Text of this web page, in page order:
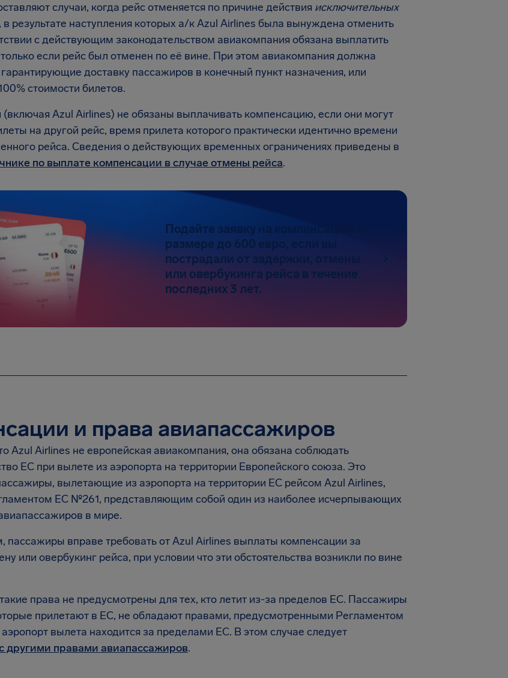
случаи, когда рейс отменяется по причине действия исключительных
в результате наступления которых а/к Azul Airlines была вынуждена отменить
с действующим законодательством авиакомпания обязана выплатить
если рейс был отменен по её вине. При этом авиакомпания должна
доставку пассажиров в конечный пункт назначения, или
стоимости билетов.
Azul Airlines) не обязаны выплачивать компенсацию, если они могут
на другой рейс, время прилета которого практически идентично времени
рейса. Сведения о действующих временных ограничениях приведены в
по выплате компенсации в случае отмены рейса.
Подайте заявку на компенсацию в
размере до 600 евро, если вы
пострадали от задержки, отмены
или овербукинга рейса в течение
последних 3 лет.
и права авиапассажиров
Azul Airlines не европейская авиакомпания, она обязана соблюдать
ЕС при вылете из аэропорта на территории Европейского союза. Это
вылетающие из аэропорта на территории ЕС рейсом Azul Airlines,
EC №261, представляющим собой один из наиболее исчерпывающих
в мире.
пассажиры вправе требовать от Azul Airlines выплаты компенсации за
или овербукинг рейса, при условии что эти обстоятельства возникли по вине
права не предусмотрены для тех, кто летит из-за пределов ЕС. Пассажиры
прилетают в ЕС, не обладают правами, предусмотренными Регламентом
вылета находится за пределами ЕС. В этом случае следует
другими правами авиапассажиров.